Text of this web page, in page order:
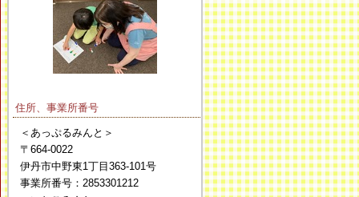
住所、事業所番号
＜あっぷるみんと＞
〒664-0022
伊丹市中野東1丁目363-101号
事業所番号：2853301212